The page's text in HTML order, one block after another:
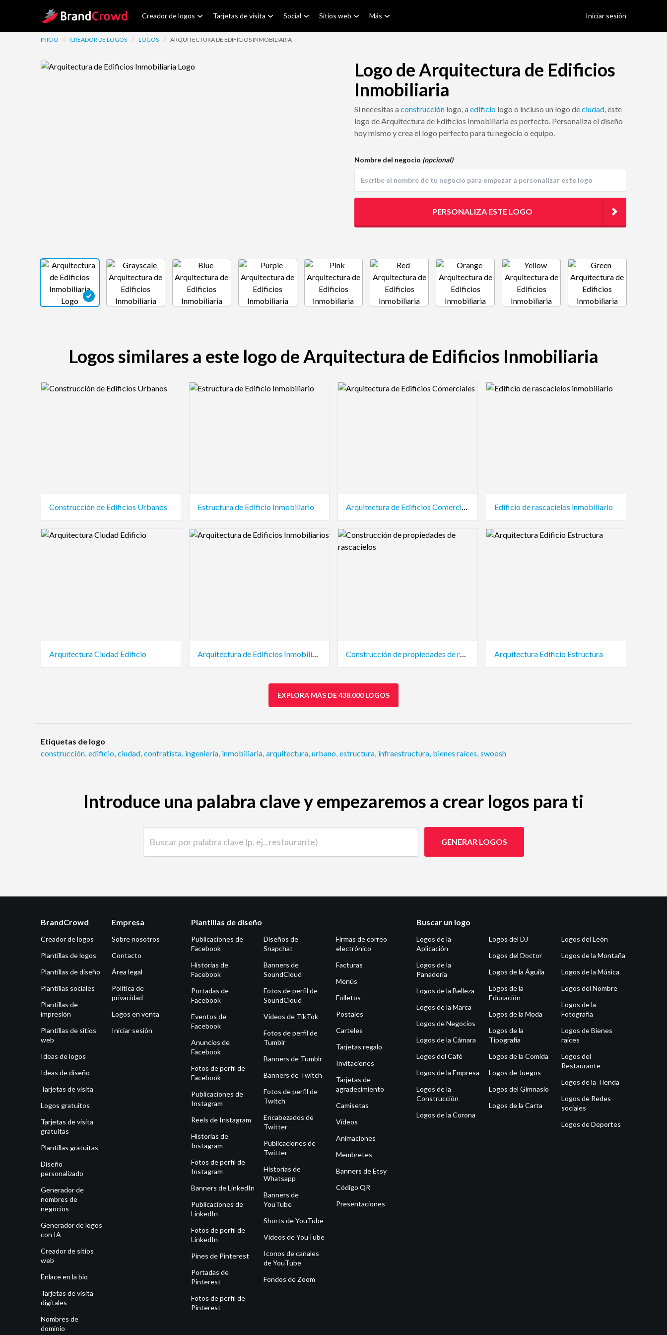
Site Logo Creador de logos Tarjetas de visita Social Sitios web Más Iniciar sesión
INICIO // CREADOR DE LOGOS // LOGOS // ARQUITECTURA DE EDIFICIOS INMOBILIARIA
Logo de Arquitectura de Edificios
Inmobiliaria
Si necesitas a construcción logo, a edificio logo o incluso un logo deciudad, este
logo de Arquitectura de Edificios Inmobiliaria es perfecto. Personaliza el diseño
hoy mismo y crea el logo perfecto para tu negocio o equipo.
Nombre del negocio (opcional)
PERSONALIZA ESTE LOGO
Logos similares a este logo de Arquitectura de Edificios Inmobiliaria
Logo Preview Image
Construcción de Edificios Urbanos
Logo Preview Image
Estructura de Edificio Inmobiliario
Logo Preview Image
Arquitectura de Edificios Comerciales
Logo Preview Image
Edificio de rascacielos inmobiliario
Logo Preview Image
Arquitectura Ciudad Edificio
Logo Preview Image
Arquitectura de Edificios Inmobiliarios
Logo Preview Image
Construcción de propiedades de rascacielos
Logo Preview Image
Arquitectura Edificio Estructura
EXPLORA MÁS DE 438.000 LOGOS
Etiquetas de logo
construcción, edificio, ciudad, contratista, ingeniería, inmobiliaria, arquitectura, urbano, estructura, infraestructura, bienes raíces, swoosh
Introduce una palabra clave y empezaremos a crear logos para ti
GENERAR LOGOS
BrandCrowd
Creador de logos
Plantillas de logos
Plantillas de diseño
Plantillas sociales
Plantillas de
impresión
Plantillas de sitios
web
Ideas de logos
Ideas de diseño
Tarjetas de visita
Logos gratuitos
Tarjetas de visita
gratuitas
Plantillas gratuitas
Diseño
personalizado
Generador de
nombres de
negocios
Generador de logos
con IA
Creador de sitios
web
Enlace en la bio
Tarjetas de visita
digitales
Nombres de
dominio
Empresa
Sobre nosotros
Contacto
Área legal
Política de
privacidad
Logos en venta
Iniciar sesión
Plantillas de diseño
Publicaciones de
Facebook
Historias de
Facebook
Portadas de
Facebook
Eventos de
Facebook
Anuncios de
Facebook
Fotos de perfil de
Facebook
Publicaciones de
Instagram
Reels de Instagram
Historias de
Instagram
Fotos de perfil de
Instagram
Banners de LinkedIn
Publicaciones de
LinkedIn
Fotos de perfil de
LinkedIn
Pines de Pinterest
Portadas de
Pinterest
Fotos de perfil de
Pinterest
Diseños de
Snapchat
Banners de
SoundCloud
Fotos de perfil de
SoundCloud
Vídeos de TikTok
Fotos de perfil de
Tumblr
Banners de Tumblr
Banners de Twitch
Fotos de perfil de
Twitch
Encabezados de
Twitter
Publicaciones de
Twitter
Historias de
Whatsapp
Banners de
YouTube
Shorts de YouTube
Vídeos de YouTube
Iconos de canales
de YouTube
Fondos de Zoom
Firmas de correo
electrónico
Facturas
Menús
Folletos
Postales
Carteles
Tarjetas regalo
Invitaciones
Tarjetas de
agradecimiento
Camisetas
Vídeos
Animaciones
Membretes
Banners de Etsy
Código QR
Presentaciones
Buscar un logo
Logos de la
Aplicación
Logos de la
Panadería
Logos de la Belleza
Logos de la Marca
Logos de Negocios
Logos de la Cámara
Logos del Café
Logos de la Empresa
Logos de la
Construcción
Logos de la Corona
Logos del DJ
Logos del Doctor
Logos de la Águila
Logos de la
Educación
Logos de la Moda
Logos de la
Tipografía
Logos de la Comida
Logos de Juegos
Logos del Gimnasio
Logos de la Carta
Logos del León
Logos de la Montaña
Logos de la Música
Logos del Nombre
Logos de la
Fotografía
Logos de Bienes
raíces
Logos del
Restaurante
Logos de la Tienda
Logos de Redes
sociales
Logos de Deportes